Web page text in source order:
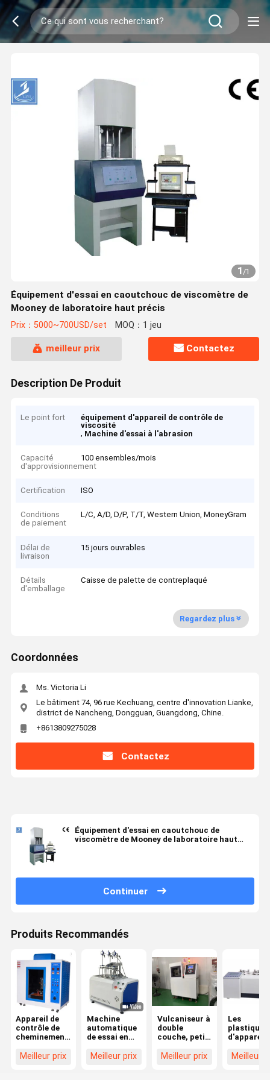
1/1
Équipement d'essai en caoutchouc de viscomètre de
Mooney de laboratoire haut précis
Prix：5000~700USD/set MOQ：1 jeu
meilleur prix Contactez
Description De Produit
Le point fort
équipement d'appareil de contrôle de
viscosité
, Machine d'essai à l'abrasion
Capacité
d'approvisionnement
100 ensembles/mois
Certification ISO
Conditions
de paiement
L/C, A/D, D/P, T/T, Western Union, MoneyGram
Délai de
livraison
15 jours ouvrables
Détails
d'emballage
Caisse de palette de contreplaqué
Regardez plus
Coordonnées
Ms. Victoria Li
Le bâtiment 74, 96 rue Kechuang, centre d'innovation Lianke,
district de Nancheng, Dongguan, Guangdong, Chine.
+8613809275028
Contactez
Équipement d'essai en caoutchouc de
viscomètre de Mooney de laboratoire haut
Continuer
Produits Recommandés
Appareil de
contrôle de
cheminement
de fuite
Meilleur prix
Machine
automatique
de essai en
d'essai de
Meilleur prix
Vulcaniseur à
double
couche, petit
caoutchouc
Meilleur prix
Les
plastiques
d'appareil
Meilleur